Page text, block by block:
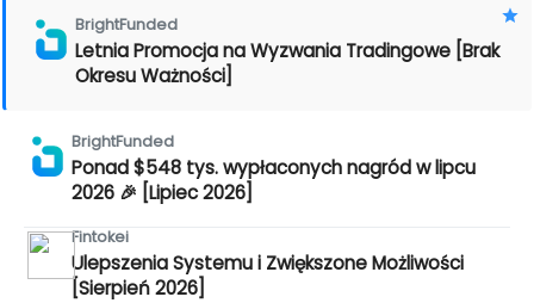
BrightFunded
Letnia Promocja na Wyzwania Tradingowe [Brak
Okresu Ważności]
BrightFunded
Ponad $548 tys. wypłaconych nagród w lipcu
2026 🎉 [Lipiec 2026]
Fintokei
Ulepszenia Systemu i Zwiększone Możliwości
[Sierpień 2026]